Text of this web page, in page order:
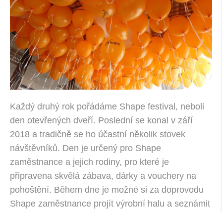
Každý druhý rok pořádáme Shape festival, neboli
den otevřených dveří. Poslední se konal v září
2018 a tradičně se ho účastní několik stovek
návštěvníků. Den je určený pro Shape
zaměstnance a jejich rodiny, pro které je
připravena skvělá zábava, dárky a vouchery na
pohoštění. Během dne je možné si za doprovodu
Shape zaměstnance projít výrobní halu a seznámit